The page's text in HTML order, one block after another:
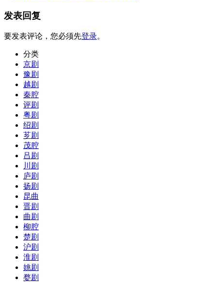
发表回复
要发表评论，您必须先登录。
分类
京剧
豫剧
越剧
秦腔
评剧
粤剧
绍剧
芗剧
茂腔
吕剧
川剧
庐剧
扬剧
昆曲
晋剧
曲剧
柳腔
楚剧
沪剧
淮剧
姚剧
婺剧